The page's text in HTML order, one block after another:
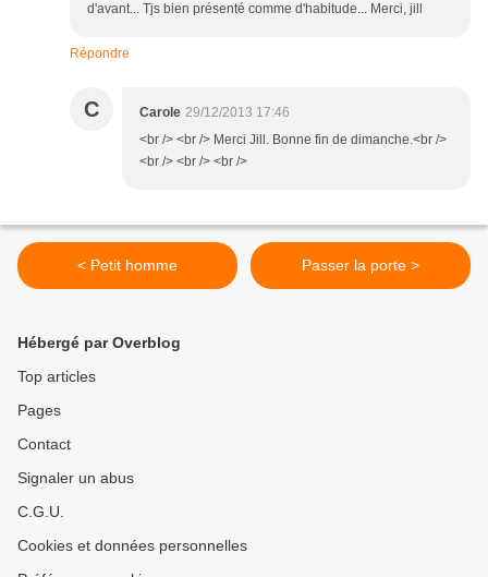
d'avant... Tjs bien présenté comme d'habitude... Merci, jill
Répondre
C Carole 29/12/2013 17:46
<br /> <br /> Merci Jill. Bonne fin de dimanche.<br />
<br /> <br /> <br />
< Petit homme Passer la porte >
Hébergé par Overblog
Top articles
Pages
Contact
Signaler un abus
C.G.U.
Cookies et données personnelles